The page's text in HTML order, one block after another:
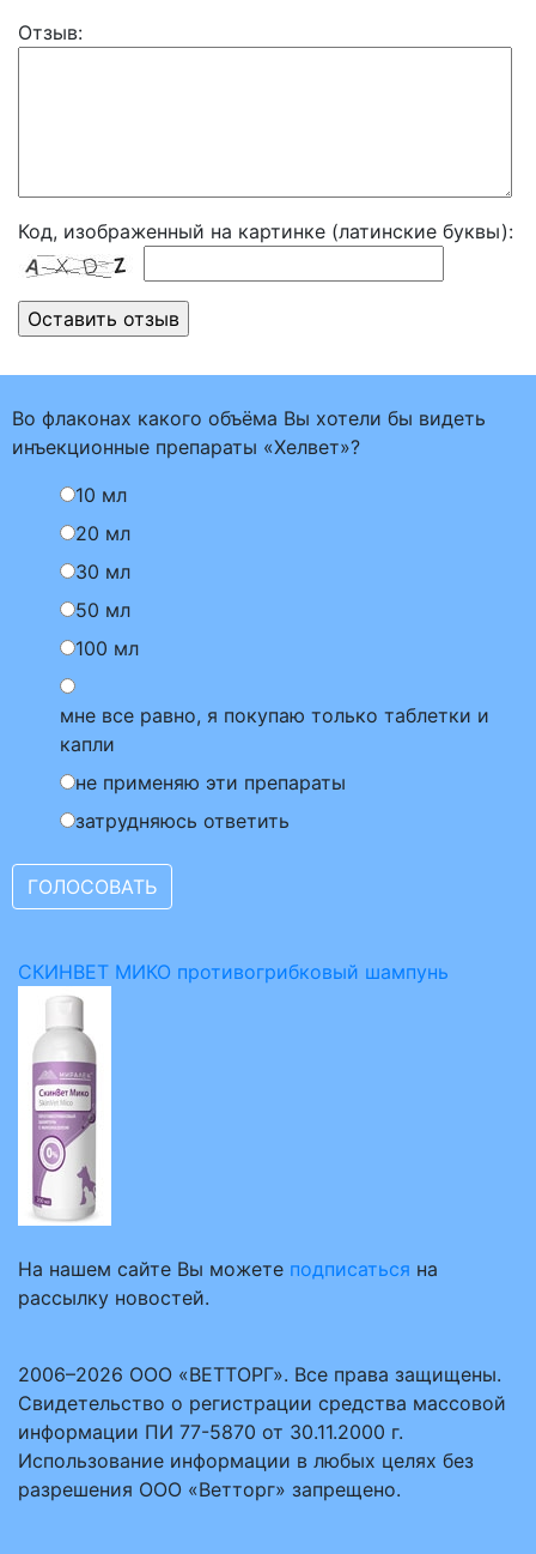
Отзыв:
Код, изображенный на картинке (латинские буквы):
Во флаконах какого объёма Вы хотели бы видеть
инъекционные препараты «Хелвет»?
10 мл
20 мл
30 мл
50 мл
100 мл
мне все равно, я покупаю только таблетки и
капли
не применяю эти препараты
затрудняюсь ответить
СКИНВЕТ МИКО противогрибковый шампунь
На нашем сайте Вы можете подписаться на
рассылку новостей.
2006–2026 ООО «ВЕТТОРГ». Все права защищены.
Свидетельство о регистрации средства массовой
информации ПИ 77-5870 от 30.11.2000 г.
Использование информации в любых целях без
разрешения ООО «Ветторг» запрещено.